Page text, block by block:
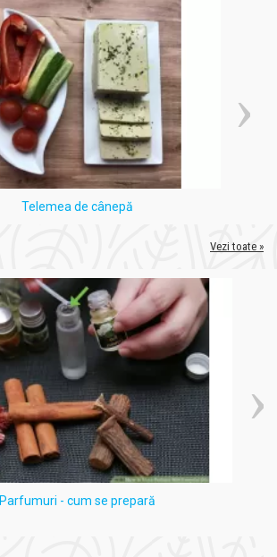
Telemea de cânepă
Vezi toate »
Parfumuri - cum se prepară